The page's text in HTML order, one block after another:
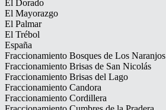
El Dorado
El Mayorazgo
El Palmar
El Trébol
España
Fraccionamiento Bosques de Los Naranjos
Fraccionamiento Brisas de San Nicolás
Fraccionamiento Brisas del Lago
Fraccionamiento Candora
Fraccionamiento Cordillera